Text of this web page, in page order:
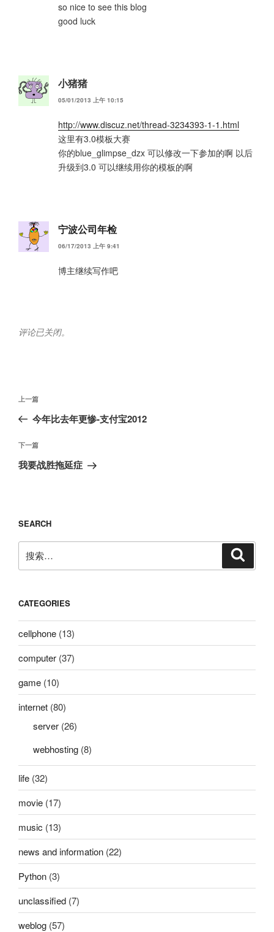
so nice to see this blog
good luck
小猪猪
05/01/2013 上午 10:15
http://www.discuz.net/thread-3234393-1-1.html
这里有3.0模板大赛
你的blue_glimpse_dzx 可以修改一下参加的啊 以后
升级到3.0 可以继续用你的模板的啊
宁波公司年检
06/17/2013 上午 9:41
博主继续写作吧
评论已关闭。
文
导
航
上
一
文
章
上一篇
今年比去年更惨-支付宝2012
下
一
下一篇
我要战胜拖延症
SEARCH
索：
CATEGORIES
cellphone (13)
computer (37)
game (10)
internet (80)
server (26)
webhosting (8)
life (32)
movie (17)
music (13)
news and information (22)
Python (3)
unclassified (7)
weblog (57)